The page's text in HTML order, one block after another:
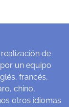
de
un equipo
francés,
chino,
otros idiomas